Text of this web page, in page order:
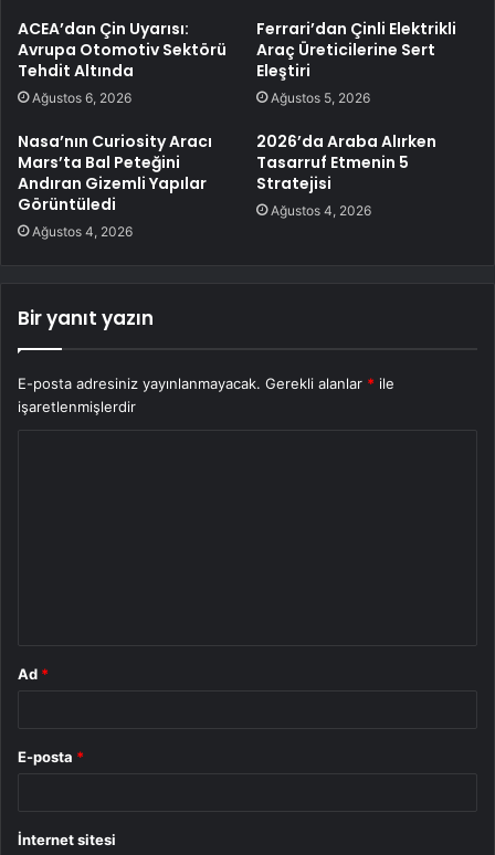
ACEA’dan Çin Uyarısı:
Avrupa Otomotiv Sektörü
Tehdit Altında
Ağustos 6, 2026
Ferrari’dan Çinli Elektrikli
Araç Üreticilerine Sert
Eleştiri
Ağustos 5, 2026
Nasa’nın Curiosity Aracı
Mars’ta Bal Peteğini
Andıran Gizemli Yapılar
Görüntüledi
Ağustos 4, 2026
2026’da Araba Alırken
Tasarruf Etmenin 5
Stratejisi
Ağustos 4, 2026
Bir yanıt yazın
E-posta adresiniz yayınlanmayacak. Gerekli alanlar * ile
işaretlenmişlerdir
Ad *
E-posta *
İnternet sitesi